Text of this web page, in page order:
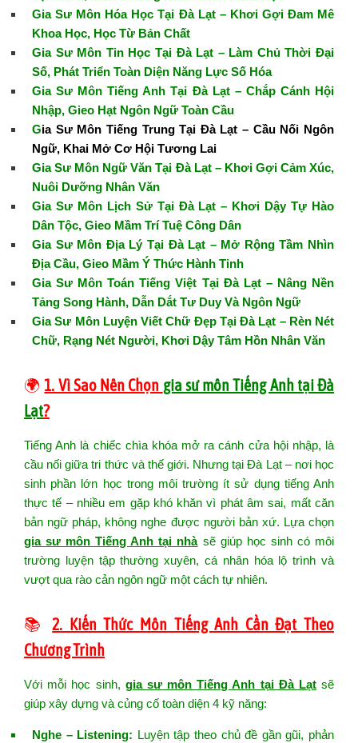
Gia Sư Môn Hóa Học Tại Đà Lạt – Khơi Gợi Đam Mê
Khoa Học, Học Từ Bản Chất
Gia Sư Môn Tin Học Tại Đà Lạt – Làm Chủ Thời Đại
Số, Phát Triển Toàn Diện Năng Lực Số Hóa
Gia Sư Môn Tiếng Anh Tại Đà Lạt – Chắp Cánh Hội
Nhập, Gieo Hạt Ngôn Ngữ Toàn Cầu
Gia Sư Môn Tiếng Trung Tại Đà Lạt – Cầu Nối Ngôn
Ngữ, Khai Mở Cơ Hội Tương Lai
Gia Sư Môn Ngữ Văn Tại Đà Lạt – Khơi Gợi Cảm Xúc,
Nuôi Dưỡng Nhân Văn
Gia Sư Môn Lịch Sử Tại Đà Lạt – Khơi Dậy Tự Hào
Dân Tộc, Gieo Mầm Trí Tuệ Công Dân
Gia Sư Môn Địa Lý Tại Đà Lạt – Mở Rộng Tầm Nhìn
Địa Cầu, Gieo Mầm Ý Thức Hành Tinh
Gia Sư Môn Toán Tiếng Việt Tại Đà Lạt – Nâng Nền
Tảng Song Hành, Dẫn Dắt Tư Duy Và Ngôn Ngữ
Gia Sư Môn Luyện Viết Chữ Đẹp Tại Đà Lạt – Rèn Nét
Chữ, Rạng Nét Người, Khơi Dậy Tâm Hồn Nhân Văn
🌍1. Vì Sao Nên Chọn gia sư môn Tiếng Anh tại Đà
Lạt?
Tiếng Anh là chiếc chìa khóa mở ra cánh cửa hội nhập, là
cầu nối giữa tri thức và thế giới. Nhưng tại Đà Lạt – nơi học
sinh phần lớn học trong môi trường ít sử dụng tiếng Anh
thực tế – nhiều em gặp khó khăn vì phát âm sai, mất căn
bản ngữ pháp, không nghe được người bản xứ. Lựa chọn
gia sư môn Tiếng Anh tại nhàsẽ giúp học sinh có môi
trường luyện tập thường xuyên, cá nhân hóa lộ trình và
vượt qua rào cản ngôn ngữ một cách tự nhiên.
📚2. Kiến Thức Môn Tiếng Anh Cần Đạt Theo
Chương Trình
Với mỗi học sinh, gia sư môn Tiếng Anh tại Đà Lạtsẽ
giúp xây dựng và củng cố toàn diện 4 kỹ năng:
Nghe – Listening: Luyện tập theo chủ đề gần gũi, phản